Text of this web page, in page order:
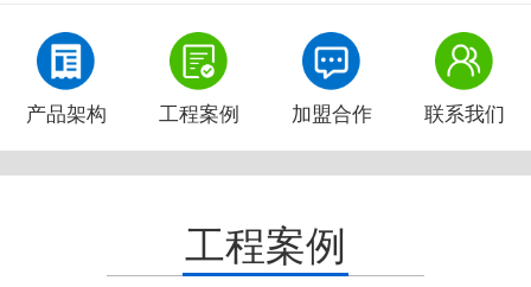
产品架构 工程案例 加盟合作 联系我们
工程案例